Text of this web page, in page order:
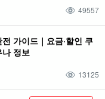
49557
가이드｜요금·할인 쿠
나 정보
13125